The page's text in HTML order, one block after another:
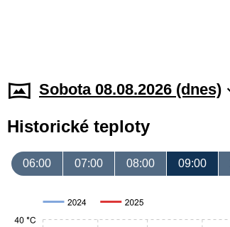
Sobota 08.08.2026 (dnes)
Historické teploty
06:00 07:00 08:00 09:00